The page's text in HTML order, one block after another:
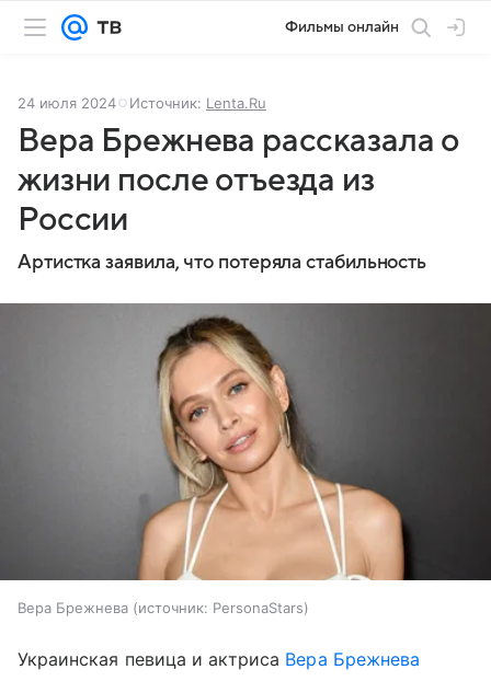
Фильмы онлайн
24 июля 2024 Источник: Lenta.Ru
Вера Брежнева рассказала о
жизни после отъезда из
России
Артистка заявила, что потеряла стабильность
Вера Брежнева источник: PersonaStars
Украинская певица и актриса Вера Брежнева